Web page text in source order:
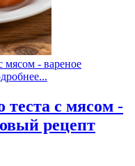
мясом - вареное
с мясом -
рецепт